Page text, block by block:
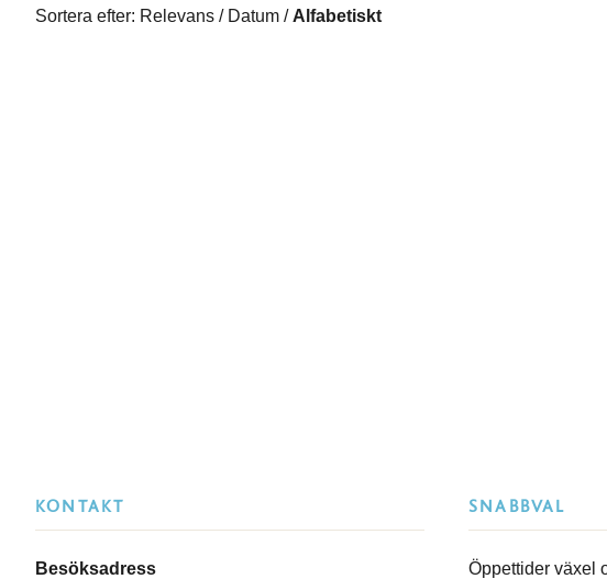
Sortera efter: Relevans / Datum / Alfabetiskt
KONTAKT
Besöksadress
SNABBVAL
Öppettider växel